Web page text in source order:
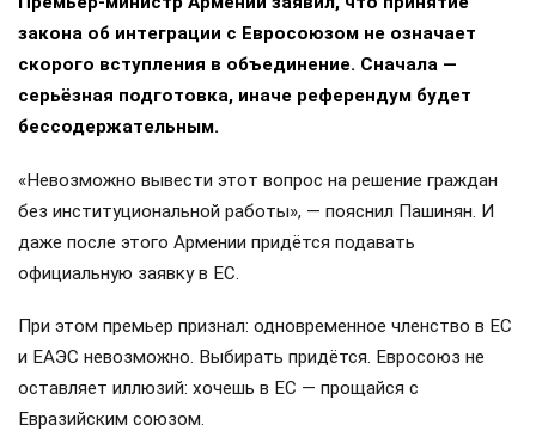
закона об интеграции с Евросоюзом не означает
скорого вступления в объединение. Сначала —
серьёзная подготовка, иначе референдум будет
бессодержательным.
«Невозможно вывести этот вопрос на решение граждан
без институциональной работы», — пояснил Пашинян. И
даже после этого Армении придётся подавать
официальную заявку в ЕС.
При этом премьер признал: одновременное членство в ЕС
и ЕАЭС невозможно. Выбирать придётся. Евросоюз не
оставляет иллюзий: хочешь в ЕС — прощайся с
Евразийским союзом.